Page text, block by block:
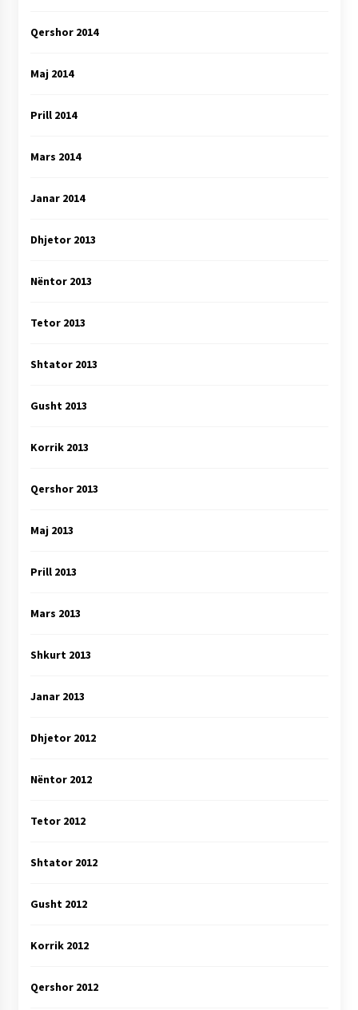
Qershor 2014
Maj 2014
Prill 2014
Mars 2014
Janar 2014
Dhjetor 2013
Nëntor 2013
Tetor 2013
Shtator 2013
Gusht 2013
Korrik 2013
Qershor 2013
Maj 2013
Prill 2013
Mars 2013
Shkurt 2013
Janar 2013
Dhjetor 2012
Nëntor 2012
Tetor 2012
Shtator 2012
Gusht 2012
Korrik 2012
Qershor 2012